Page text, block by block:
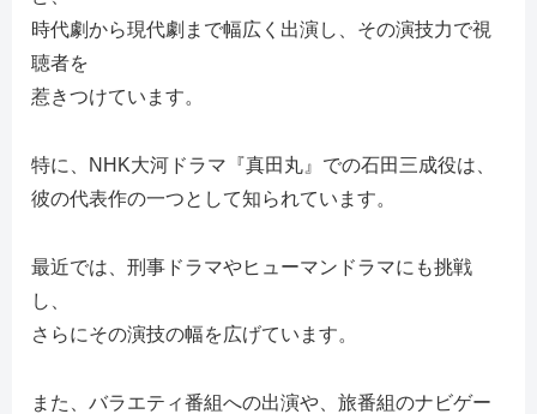
時代劇から現代劇まで幅広く出演し、その演技力で視
聴者を
惹きつけています。
特に、NHK大河ドラマ『真田丸』での石田三成役は、
彼の代表作の一つとして知られています。
最近では、刑事ドラマやヒューマンドラマにも挑戦
し、
さらにその演技の幅を広げています。
また、バラエティ番組への出演や、旅番組のナビゲー